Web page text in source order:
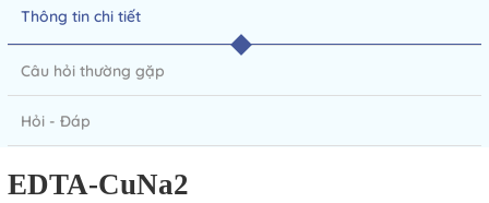
Thông tin chi tiết
Câu hỏi thường gặp
Hỏi - Đáp
EDTA-CuNa2